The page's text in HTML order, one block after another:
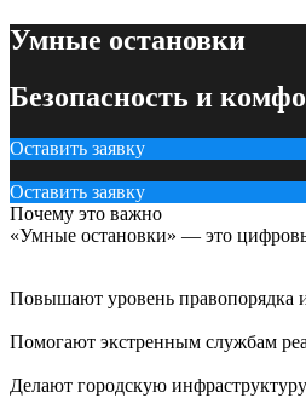
Умные остановки
Безопасность и
Оставить заявку
Оставить заявку
Почему это важно
«Умные остановки» — это
Повышают уровень правопорядка
Помогают экстренным службам
Делают городскую